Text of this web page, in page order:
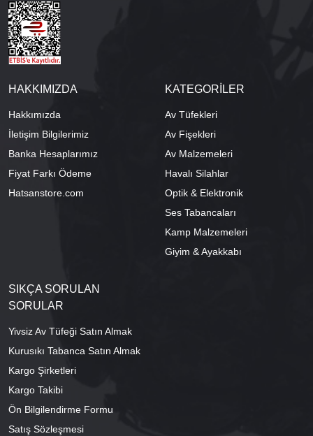
HAKKIMIZDA
Hakkımızda
İletişim Bilgilerimiz
Banka Hesaplarımız
Fiyat Farkı Ödeme
Hatsanstore.com
KATEGORİLER
Av Tüfekleri
Av Fişekleri
Av Malzemeleri
Havalı Silahlar
Optik & Elektronik
Ses Tabancaları
Kamp Malzemeleri
Giyim & Ayakkabı
SIKÇA SORULAN
SORULAR
Yivsiz Av Tüfeği Satın Almak
Kurusıkı Tabanca Satın Almak
Kargo Şirketleri
Kargo Takibi
Ön Bilgilendirme Formu
Satış Sözleşmesi